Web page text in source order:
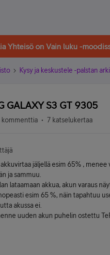
Yhteisö on Vain luku -
Kysy ja keskustele -palstan
GALAXY S3 GT 9305
kommenttia 7 katselukertaa
jäljellä esim 65% , menee
ja sammuu.
lataamaan akkua, akun varaus
esim 65 %, näin tapahtuu
akussa ei.
uuden akun puhelin ostettu